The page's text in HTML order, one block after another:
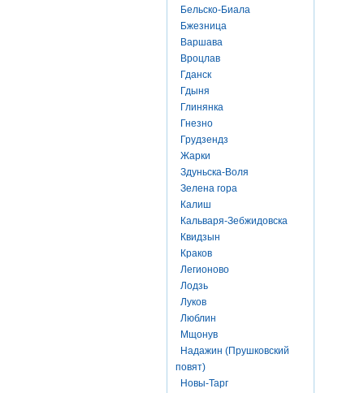
Бельско-Биала
Бжезница
Варшава
Вроцлав
Гданск
Гдыня
Глинянка
Гнезно
Грудзендз
Жарки
Здуньска-Воля
Зелена гора
Калиш
Кальваря-Зебжидовска
Квидзын
Краков
Легионово
Лодзь
Луков
Люблин
Мщонув
Надажин (Прушковский
повят)
Новы-Тарг